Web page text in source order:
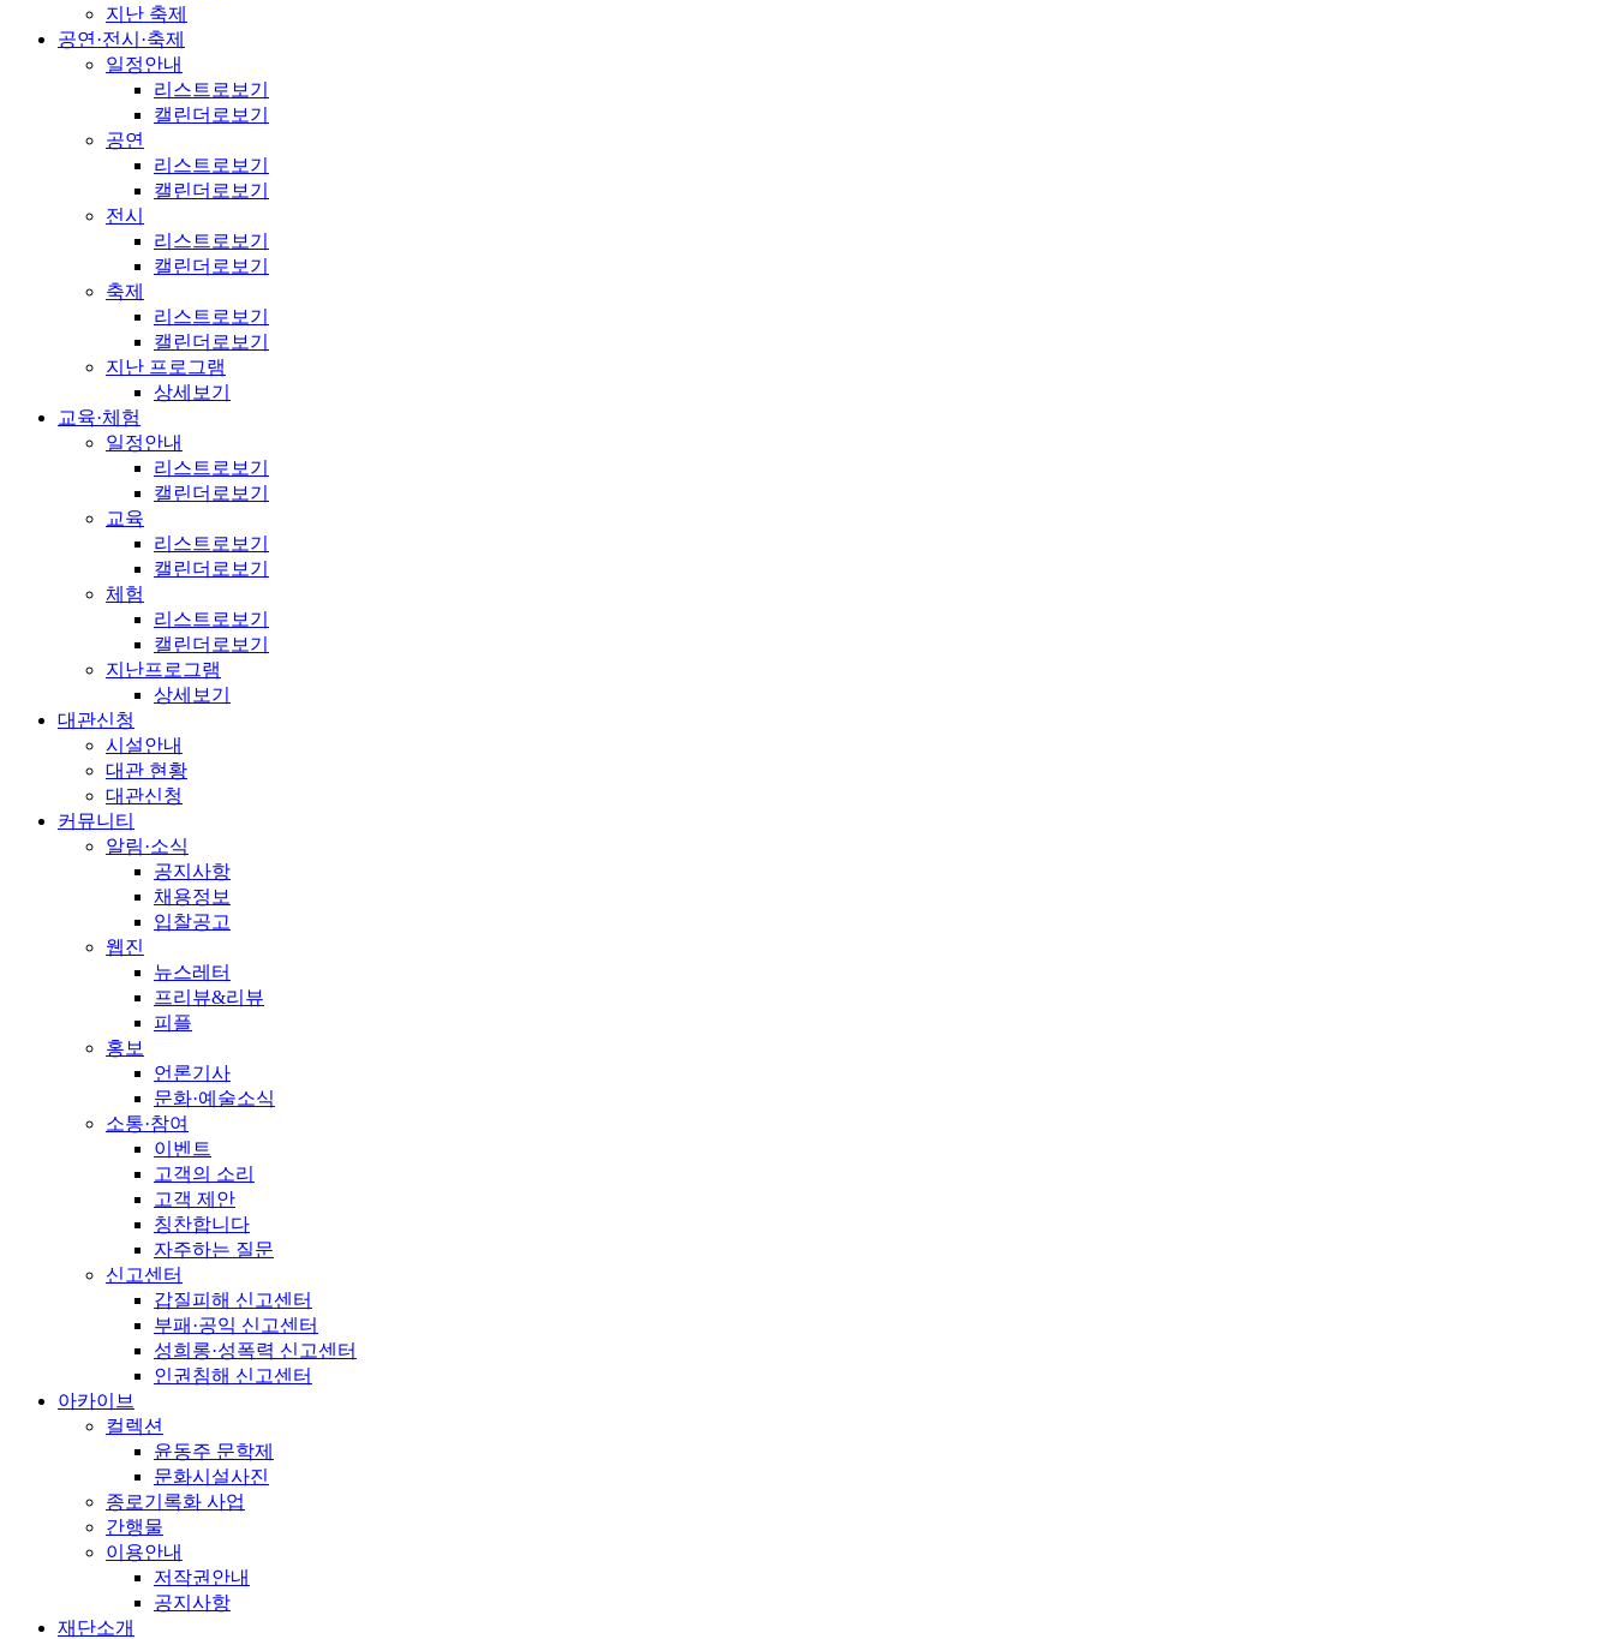
지난 축제
공연·전시·축제
일정안내
리스트로보기
캘린더로보기
공연
리스트로보기
캘린더로보기
전시
리스트로보기
캘린더로보기
축제
리스트로보기
캘린더로보기
지난 프로그램
상세보기
교육·체험
일정안내
리스트로보기
캘린더로보기
교육
리스트로보기
캘린더로보기
체험
리스트로보기
캘린더로보기
지난프로그램
상세보기
대관신청
시설안내
대관 현황
대관신청
커뮤니티
알림·소식
공지사항
채용정보
입찰공고
웹진
뉴스레터
프리뷰&리뷰
피플
홍보
언론기사
문화·예술소식
소통·참여
이벤트
고객의 소리
고객 제안
칭찬합니다
자주하는 질문
신고센터
갑질피해 신고센터
부패·공익 신고센터
성희롱·성폭력 신고센터
인권침해 신고센터
아카이브
컬렉션
윤동주 문학제
문화시설사진
종로기록화 사업
간행물
이용안내
저작권안내
공지사항
재단소개